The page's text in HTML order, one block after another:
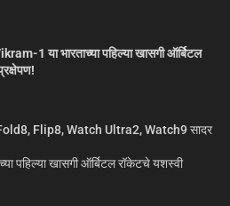
1 या भारताच्या पहिल्या खासगी ऑर्बिटल
Flip8, Watch Ultra2, Watch9 सादर
पहिल्या खासगी ऑर्बिटल रॉकेटचे यशस्वी